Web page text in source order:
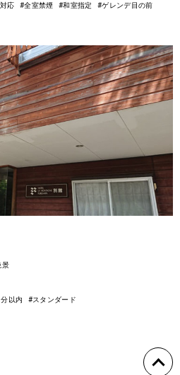
応 #全室禁煙 #和室指定
#ゲレンデ目の前
景
以内 #スタンダード